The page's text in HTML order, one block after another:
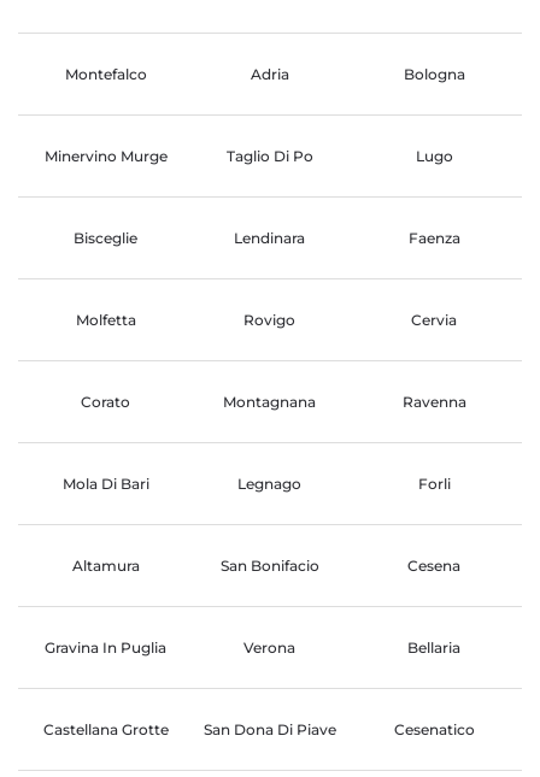
Montefalco Adria Bologna
Minervino Murge Taglio Di Po Lugo
Bisceglie Lendinara Faenza
Molfetta Rovigo Cervia
Corato Montagnana Ravenna
Mola Di Bari Legnago Forli
Altamura San Bonifacio Cesena
Gravina In Puglia Verona Bellaria
Castellana Grotte San Dona Di Piave Cesenatico